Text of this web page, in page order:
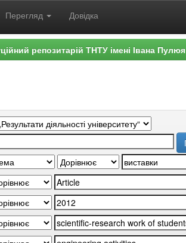
Перегляд Довідка
репозитарій ТНТУ імені Івана Пулюя